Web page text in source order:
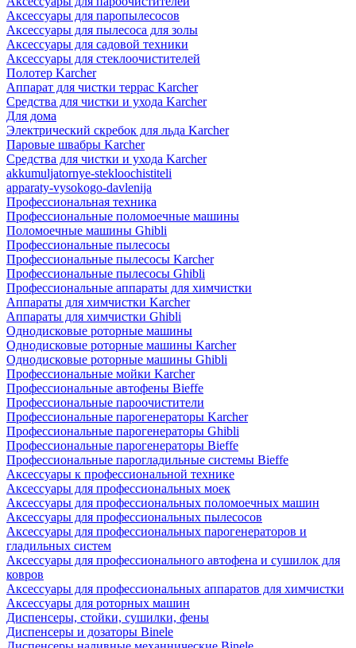
Аксессуары для паропылесосов
Аксессуары для пылесоса для золы
Аксессуары для садовой техники
Аксессуары для стеклоочистителей
Полотер Karcher
Аппарат для чистки террас Karcher
Средства для чистки и ухода Karcher
Для дома
Электрический скребок для льда Karcher
Паровые швабры Karcher
Средства для чистки и ухода Karcher
akkumuljatornye-stekloochistiteli
apparaty-vysokogo-davlenija
Профессиональная техника
Профессиональные поломоечные машины
Поломоечные машины Ghibli
Профессиональные пылесосы
Профессиональные пылесосы Karcher
Профессиональные пылесосы Ghibli
Профессиональные аппараты для химчистки
Аппараты для химчистки Karcher
Аппараты для химчистки Ghibli
Однодисковые роторные машины
Однодисковые роторные машины Karcher
Однодисковые роторные машины Ghibli
Профессиональные мойки Karcher
Профессиональные автофены Bieffe
Профессиональные пароочистители
Профессиональные парогенераторы Karcher
Профессиональные парогенераторы Ghibli
Профессиональные парогенераторы Bieffe
Профессиональные парогладильные системы Bieffe
Аксессуары к профессиональной технике
Аксессуары для профессиональных моек
Аксессуары для профессиональных поломоечных машин
Аксессуары для профессиональных пылесосов
Аксессуары для профессиональных парогенераторов и
гладильных систем
Аксессуары для профессионального автофена и сушилок для
ковров
Аксессуары для профессиональных аппаратов для химчистки
Аксессуары для роторных машин
Диспенсеры, стойки, сушилки, фены
Диспенсеры и дозаторы Binele